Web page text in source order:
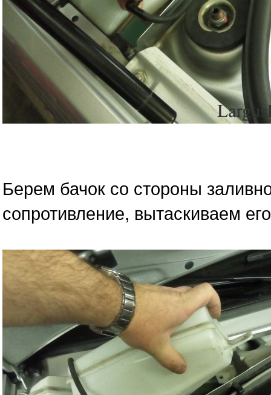
Берем бачок со стороны
сопротивление, вытаскиваем